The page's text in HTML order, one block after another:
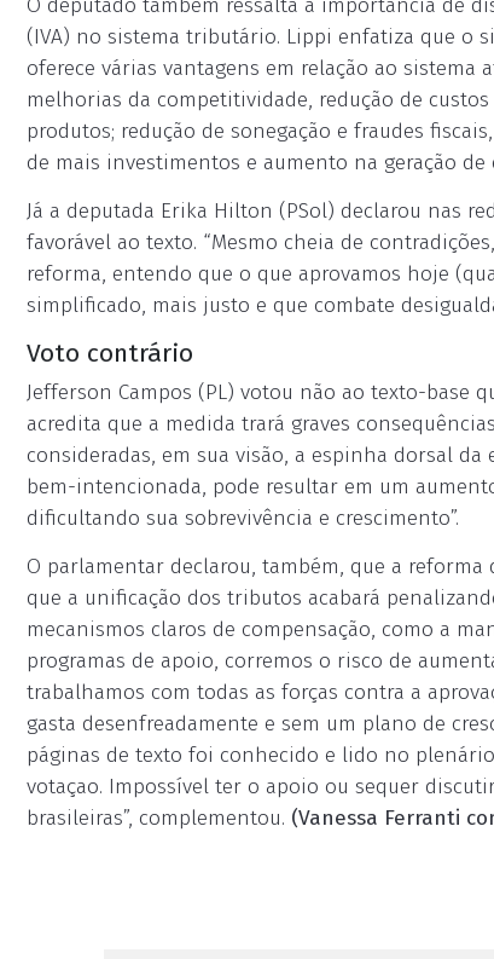
O deputado também ressalta a importância de
(IVA) no sistema tributário. Lippi enfatiza que o
oferece várias vantagens em relação ao
melhorias da competitividade, redução de
produtos; redução de sonegação e fraudes
de mais investimentos e aumento na geração de
Já a deputada Erika Hilton (PSol) declarou nas
favorável ao texto. “Mesmo cheia de
reforma, entendo que o que aprovamos hoje
simplificado, mais justo e que combate
Voto contrário
Jefferson Campos (PL) votou não ao texto-base
acredita que a medida trará graves
consideradas, em sua visão, a espinha dorsal
bem-intencionada, pode resultar em um
dificultando sua sobrevivência e crescimento”.
O parlamentar declarou, também, que a
que a unificação dos tributos acabará
mecanismos claros de compensação, como a
programas de apoio, corremos o risco de
trabalhamos com todas as forças contra a
gasta desenfreadamente e sem um plano de
páginas de texto foi conhecido e lido no
votaçao. Impossível ter o apoio ou sequer
brasileiras”, complementou. (Vanessa Ferranti